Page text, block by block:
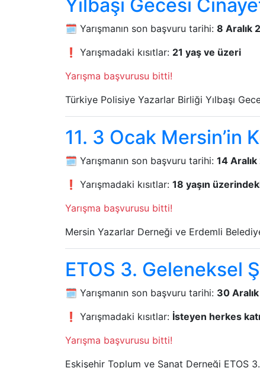
Yılbaşı Gecesi
🗓️ Yarışmanın son başvuru tarihi: 8 Aralık
❗ Yarışmadaki kısıtlar: 21 yaş ve üzeri
Yarışma başvurusu bitti!
Türkiye Polisiye Yazarlar Birliği Yılbaşı
11. 3 Ocak Mersin’in
🗓️ Yarışmanın son başvuru tarihi: 14
❗ Yarışmadaki kısıtlar: 18 yaşın
Yarışma başvurusu bitti!
Mersin Yazarlar Derneği ve Erdemli
ETOS 3. Geleneksel
🗓️ Yarışmanın son başvuru tarihi: 30
❗ Yarışmadaki kısıtlar: İsteyen herkes
Yarışma başvurusu bitti!
Eskişehir Toplum ve Sanat Derneği ETOS